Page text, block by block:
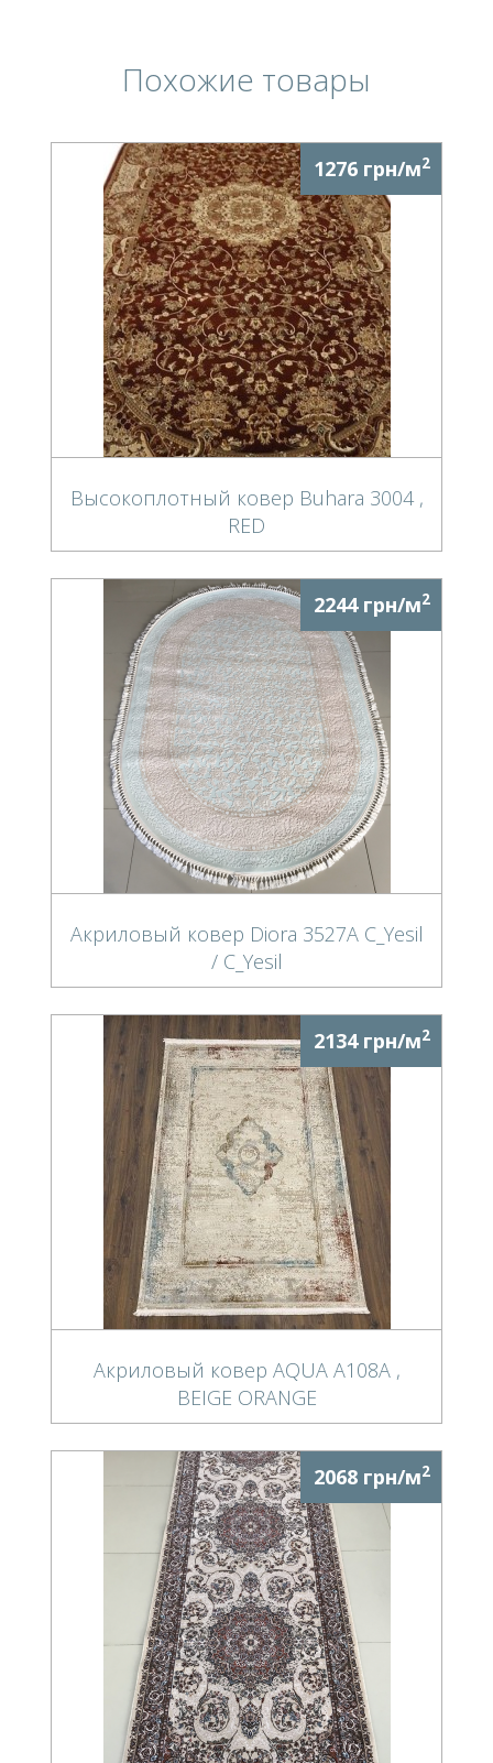
Похожие товары
1276 грн/м2
Высокоплотный ковер Buhara 3004 ,
RED
2244 грн/м2
Акриловый ковер Diora 3527A C_Yesil
/ C_Yesil
2134 грн/м2
Акриловый ковер AQUA A108A ,
BEIGE ORANGE
2068 грн/м2